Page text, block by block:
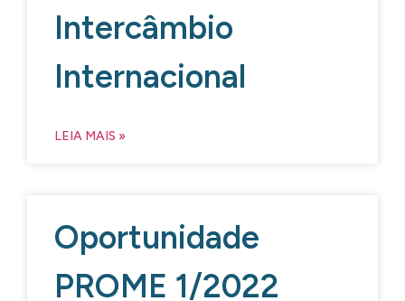
Intercâmbio
Internacional
LEIA MAIS »
Oportunidade
PROME 1/2022